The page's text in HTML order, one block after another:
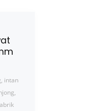
, intan
,